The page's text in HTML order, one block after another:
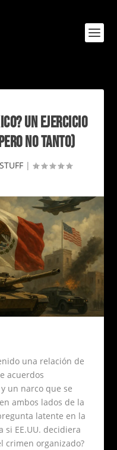
UN EJERCICIO
NO TANTO)
STUFF|
una relación de
acuerdos
un narco que se
ambos lados de la
latente en la
si EE.UU. decidiera
crimen organizado?